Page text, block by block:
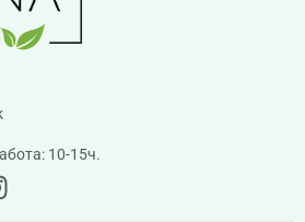
10-15ч.